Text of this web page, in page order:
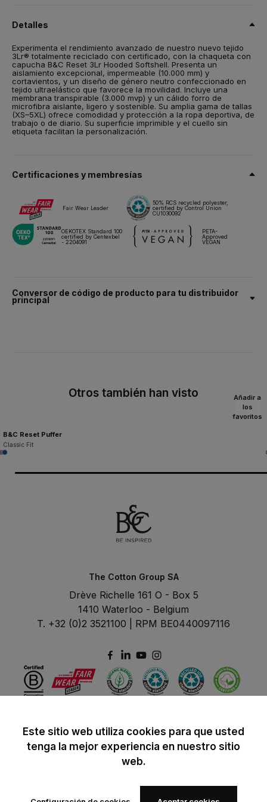
termoplástico) reciclado, 3% elastán
Impermeable (10.000 mm), transpirable (3.000 mvp) y resistente
al viento
Revestimiento duradero que repele el agua (DWR)
No contiene PFAS/Flúor, prohibidos en el STANDARD 100 de
OEKO-TEX® desde enero 2024
Talla
XS,S, M,L,XL, 2XL,3XL,4XL*, 5XL*
Embalaje
*4XL a 5XL - sólo se venden por 1 unidad/bolsa
Instrucciones de lavado
Ficha técnica Tallas y medidas
Detalles
Experimenta el rendimiento avanzado de nuestro nuevo tejido
3Lr® totalmente reciclado con certificado, con la chaqueta con
capucha B&C Reset 3Lr Hooded Softshell. Presenta un
aislamiento excepcional, impermeable (10.000 mm) y
cortavientos, y un diseño de género neutro confeccionado en
tejido ultraelástico que favorece la movilidad. Incluye una
membrana transpirable (3.000 mvp) y un cálido forro de
microfibra aislante, ligero y sostenible. Su amplia gama de tallas
(XS–5XL) ofrece comodidad y protección a la ropa deportiva, de
trabajo o de diario. Su superficie imprimible y el cuello sin
etiqueta facilitan la personalización.
Certificaciones y membresías
Fair Wear Leader
50% RCS recycled polyester,
certified by Control Union
CU1030092
OEKOTEX Standard 100
certified by Centexbel
- 2204091
PETA-
Approved
VEGAN
Conversor de código de producto para tu distribuidor
principal
Otros también han visto
Añadir a
los
favoritos
B&C Reset Puffer
Classic Fit
The Cotton Group SA
Drève Richelle 161 O - Box 5
1410 Waterloo - Belgium
T. +32 (0)2 3521100 | RPM BE0440097116
Este sitio web utiliza cookies para que usted
tenga la mejor experiencia en nuestro sitio
web.